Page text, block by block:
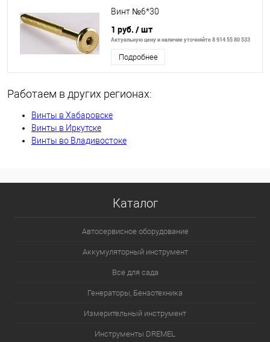
Винт №6*30
1 руб. / шт
Актуальную цену и наличие уточняйте 8 914 55 80 533
Подробнее
Работаем в других регионах:
Винты в Хабаровске
Винты в Иркутске
Винты во Владивостоке
Каталог
Автосервисное оборудование
Аккумуляторный инструмент
Все для сада
Генераторы, Бензотехника
Измерительный инструмент
Инструменты DREMEL